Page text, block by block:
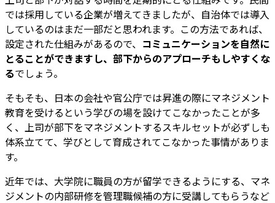
では採用している企業が増えてきましたが、自治体では導入
しているのはまだ一部だと思われます。この方法であれば、
設定された仕組みがあるので、 コミュニケーションを自然に
とることができますし、部下からのアプローチもしやすくな
るでしょう。
そもそも、日本の会社や官公庁では昇進の際にマネジメント
教育を受けるという学びの場を設けてこなかったことが多
く、上司が部下をマネジメントするスキルセットが必ずしも
体系立てて、学びとして育成されてこなかった事情がありま
す。
近年では、大学院に職員の方が留学できるようにする、マネ
ジメントの内部研修を管理職候補の方に受講してもらうなど